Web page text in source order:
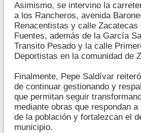
Asimismo, se intervino la
a los Rancheros, avenida
Renacentistas y calle Zacatecas
Fuentes, además de la García
Transito Pesado y la calle
Deportistas en la comunidad de
Finalmente, Pepe Saldívar
de continuar gestionando y
que permitan seguir
mediante obras que respondan
de la población y fortalezcan el
municipio.